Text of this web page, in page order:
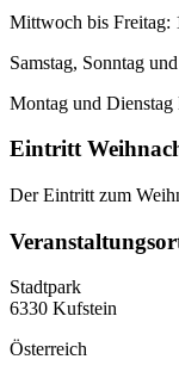
Mittwoch bis Freitag:
Samstag, Sonntag
Montag und
Eintritt
Der Eintritt zum
Stadtpark
6330 Kufstein
Österreich